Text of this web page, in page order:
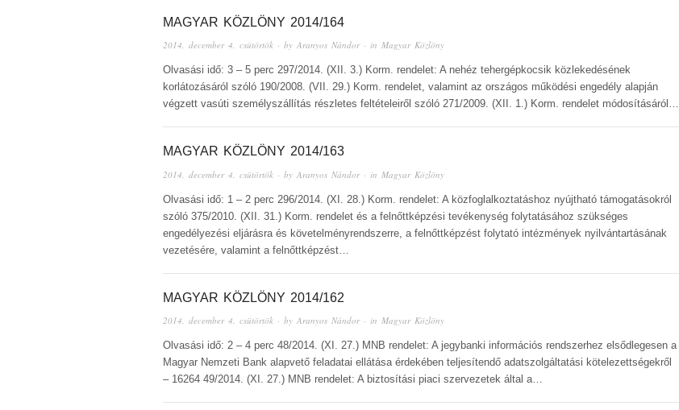
MAGYAR KÖZLÖNY 2014/164
2014. december 4. csütörtök · by Aranyos Nándor· in Magyar Közlöny
Olvasási idő: 3 – 5 perc 297/2014. (XII. 3.) Korm. rendelet: A nehéz tehergépkocsik közlekedésének
korlátozásáról szóló 190/2008. (VII. 29.) Korm. rendelet, valamint az országos működési engedély alapján
végzett vasúti személyszállítás részletes feltételeiről szóló 271/2009. (XII. 1.) Korm. rendelet módosításáról…
MAGYAR KÖZLÖNY 2014/163
2014. december 4. csütörtök · by Aranyos Nándor· in Magyar Közlöny
Olvasási idő: 1 – 2 perc 296/2014. (XI. 28.) Korm. rendelet: A közfoglalkoztatáshoz nyújtható támogatásokról
szóló 375/2010. (XII. 31.) Korm. rendelet és a felnőttképzési tevékenység folytatásához szükséges
engedélyezési eljárásra és követelményrendszerre, a felnőttképzést folytató intézmények nyilvántartásának
vezetésére, valamint a felnőttképzést…
MAGYAR KÖZLÖNY 2014/162
2014. december 4. csütörtök · by Aranyos Nándor· in Magyar Közlöny
Olvasási idő: 2 – 4 perc 48/2014. (XI. 27.) MNB rendelet: A jegybanki információs rendszerhez elsődlegesen a
Magyar Nemzeti Bank alapvető feladatai ellátása érdekében teljesítendő adatszolgáltatási kötelezettségekről
– 16264 49/2014. (XI. 27.) MNB rendelet: A biztosítási piaci szervezetek által a…